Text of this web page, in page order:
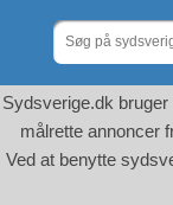
Sydsverige.dk
målrette annoncer
Ved at benytte